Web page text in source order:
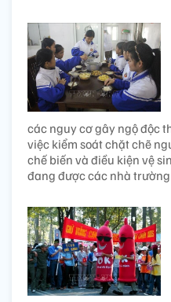
các nguy cơ gây ngộ độc
việc kiểm soát chặt chẽ
chế biến và điều kiện vệ
đang được các nhà